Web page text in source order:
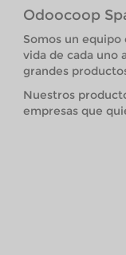
Odoocoop
Somos un
vida de cada uno
grandes
Nuestros
empresas que